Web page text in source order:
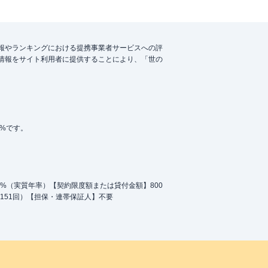
ランキングにおける提携事業者サービスへの評
をサイト利用者に提供することにより、「世の
です。
（実質年率）【契約限度額または貸付金額】800
回）【担保・連帯保証人】不要